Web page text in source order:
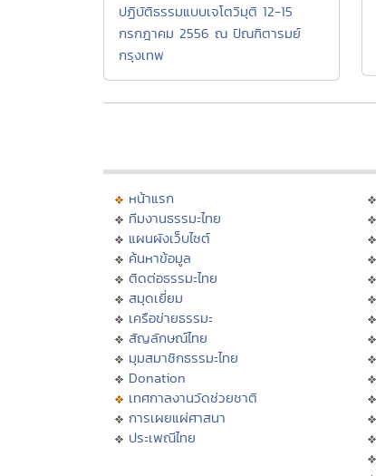
ปฏิบัติธรรมแบบเจโตวิมุติ 12-15
กรกฎาคม 2556 ณ ปัณฑิตารมย์
กรุงเทพ
หน้าแรก
ทีมงานธรรมะไทย
แผนผังเว็บไซต์
ค้นหาข้อมูล
ติดต่อธรรมะไทย
สมุดเยี่ยม
เครือข่ายธรรมะ
สัญลักษณ์ไทย
มุมสมาชิกธรรมะไทย
Donation
เทศกาลงานวัดช่วยชาติ
การเผยแผ่ศาสนา
ประเพณีไทย